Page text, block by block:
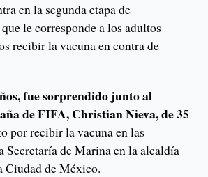
en la segunda etapa de
le corresponde a los adultos
recibir la vacuna en contra de
fue sorprendido junto al
de FIFA, Christian Nieva, de 35
por recibir la vacuna en las
Secretaría de Marina en la alcaldía
Ciudad de México.